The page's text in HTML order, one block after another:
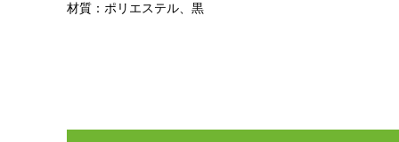
材質：ポリエステル、黒